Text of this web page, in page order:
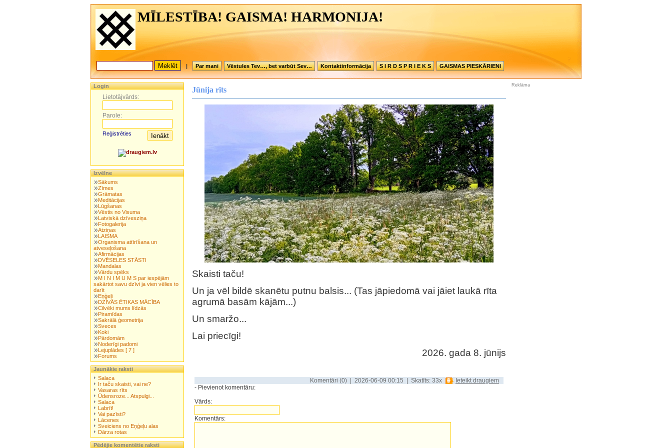
MĪLESTĪBA! GAISMA! HARMONIJA!
| Par mani Vēstules Tev…, bet varbūt Sev… Kontaktinformācija S I R D S P R I E K S GAISMAS PIESKĀRIENI
Login
Lietotājvārds:
Parole:
Reģistrēties
Izvēlne
Sākums
Zīmes
Grāmatas
Meditācijas
Lūgšanas
Vēstis no Visuma
Latviskā dzīvesziņa
Fotogalerija
Atziņas
LAISMA
Organisma attīrīšana un
atveseļošana
Afirmācijas
DVĒSELES STĀSTI
Mandalas
Vārdu spēks
M I N I M U M S par iespējām
sakārtot savu dzīvi ja vien vēlies to
darīt
Eņģeļi
DZĪVĀS ĒTIKAS MĀCĪBA
Cilvēki mums līdzās
Piramīdas
Sakrālā ģeometrija
Sveces
Koki
Pārdomām
Noderīgi padomi
Lejuplādes [ 7 ]
Forums
Jaunākie raksti
Salaca
Ir taču skaisti, vai ne?
Vasaras rīts
Ūdensroze... Atspulgi...
Salaca
Labrīt!
Vai pazīsti?
Lācenes
Sveiciens no Eņģeļu alas
Dārza rotas
Pēdējie komentētie raksti
Jūnija rīts
Skaisti taču!
Un ja vēl bildē skanētu putnu balsis... (Tas jāpiedomā vai jāiet laukā rīta
agrumā basām kājām...)
Un smaržo...
Lai priecīgi!
2026. gada 8. jūnijs
Komentāri (0) | 2026-06-09 00:15 | Skatīts: 33x
Ieteikt draugiem
- Pievienot komentāru:
Vārds:
Komentārs:
Reklāma